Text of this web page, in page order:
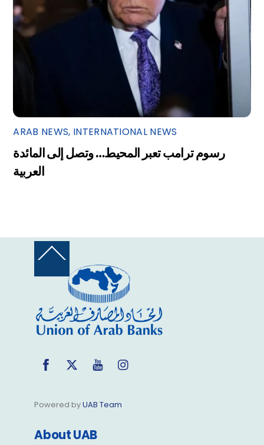
ARAB NEWS, INTERNATIONAL NEWS
رسوم ترامب تعبر المحيط… وتصل إلى المائدة
العربية
Back
Top
Facebook
Twitter YouTube
Powered byUAB Team
About UAB